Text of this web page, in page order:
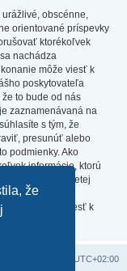
že
obscénne,
orientované príspevky
ktorékoľvek
nachádza
môže viesť k
poskytovateľa
to bude od nás
zaznamenávaná na
s tým, že
presunúť alebo
podmienky. Ako
informácie, ktorú
žiadnej tretej
nenesú
ktorý môže viesť k
UTC+02:00